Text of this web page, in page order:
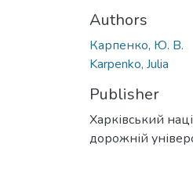
Authors
Карпенко, Ю. В.
Karpenko, Julia
Publisher
Харківський
дорожній